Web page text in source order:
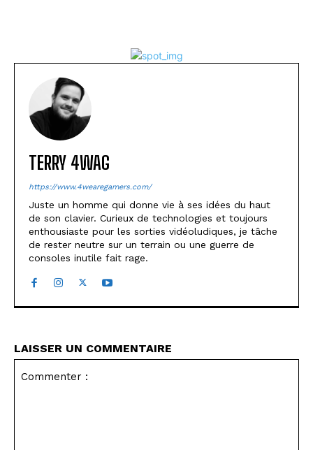
TERRY 4WAG
https://www.4wearegamers.com/
Juste un homme qui donne vie à ses idées du haut
de son clavier. Curieux de technologies et toujours
enthousiaste pour les sorties vidéoludiques, je tâche
de rester neutre sur un terrain ou une guerre de
consoles inutile fait rage.
LAISSER UN COMMENTAIRE